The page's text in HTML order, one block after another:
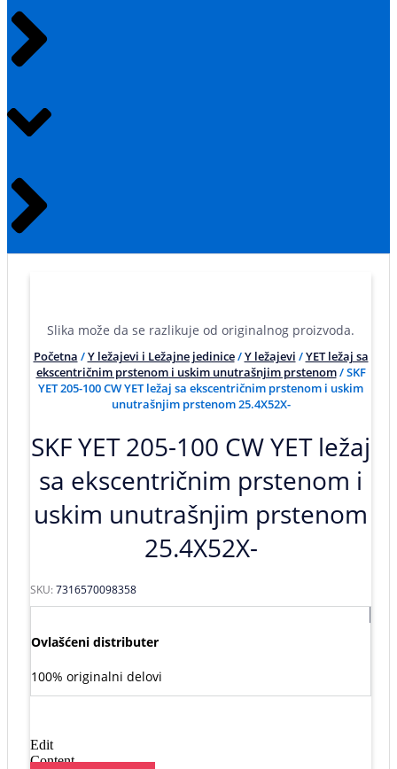
Slika može da se razlikuje od originalnog proizvoda.
Početna /Y ležajevi i Ležajne jedinice/Y ležajevi /YET ležaj sa
ekscentričnim prstenom i uskim unutrašnjim prstenom/ SKF
YET 205-100 CW YET ležaj sa ekscentričnim prstenom i uskim
unutrašnjim prstenom 25.4X52X-
SKF YET 205-100 CW YET ležaj
sa ekscentričnim prstenom i
uskim unutrašnjim prstenom
25.4X52X-
SKU:7316570098358
Ovlašćeni distributer
100% originalni delovi
Edit
Content